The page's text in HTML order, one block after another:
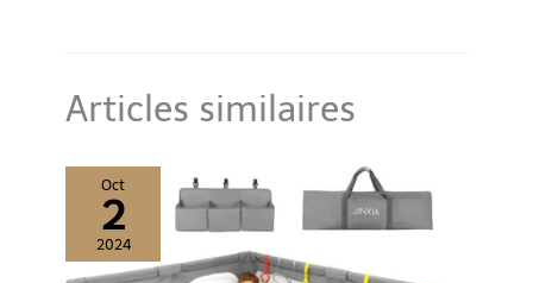
Articles similaires
Oct
2
2024